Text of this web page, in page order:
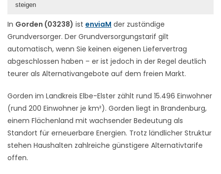
In Gorden (03238) ist enviaM der zuständige
Grundversorger. Der Grundversorgungstarif gilt
automatisch, wenn Sie keinen eigenen Liefervertrag
abgeschlossen haben – er ist jedoch in der Regel deutlich
teurer als Alternativangebote auf dem freien Markt.
Gorden im Landkreis Elbe-Elster zählt rund 15.496 Einwohner
(rund 200 Einwohner je km²). Gorden liegt in Brandenburg,
einem Flächenland mit wachsender Bedeutung als
Standort für erneuerbare Energien. Trotz ländlicher Struktur
stehen Haushalten zahlreiche günstigere Alternativtarife
offen.
steigen